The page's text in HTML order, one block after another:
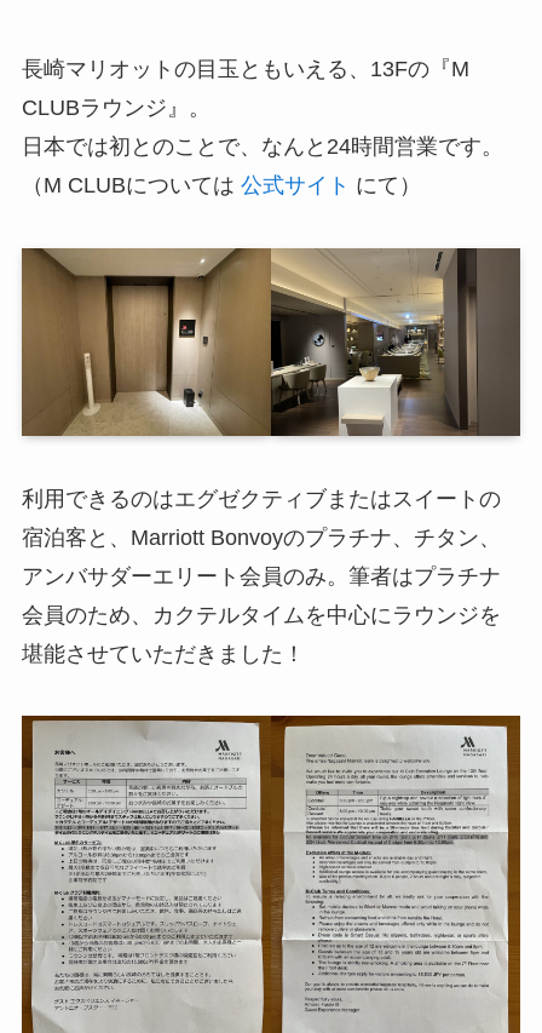
長崎マリオットの目玉ともいえる、13Fの『M
CLUBラウンジ』。
日本では初とのことで、なんと24時間営業です。
（M CLUBについては 公式サイト にて）
利用できるのはエグゼクティブまたはスイートの
宿泊客と、Marriott Bonvoyのプラチナ、チタン、
アンバサダーエリート会員のみ。筆者はプラチナ
会員のため、カクテルタイムを中心にラウンジを
堪能させていただきました！